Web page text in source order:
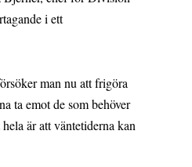
i ett
man nu att frigöra
ta emot de som behöver
är att väntetiderna kan